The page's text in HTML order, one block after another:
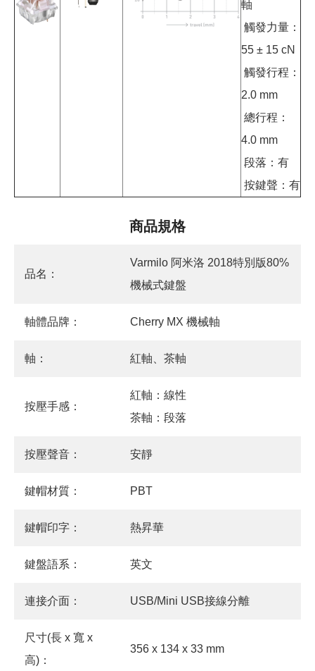
軸
觸發力量：
55 ± 15 cN
觸發行程：
2.0 mm
總行程：
4.0 mm
段落：有
按鍵聲：有
商品規格
品名：
Varmilo 阿米洛 2018特別版80%
機械式鍵盤
軸體品牌： Cherry MX 機械軸
軸： 紅軸、茶軸
按壓手感：
紅軸：線性
茶軸：段落
按壓聲音： 安靜
鍵帽材質： PBT
鍵帽印字： 熱昇華
鍵盤語系： 英文
連接介面： USB/Mini USB接線分離
尺寸(長 x 寬 x
高)：
356 x 134 x 33 mm